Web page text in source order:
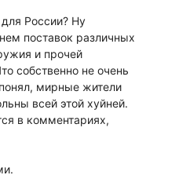
России? Ну
поставок различных
и прочей
собственно не очень
мирные жители
всей этой хуйней.
в комментариях,